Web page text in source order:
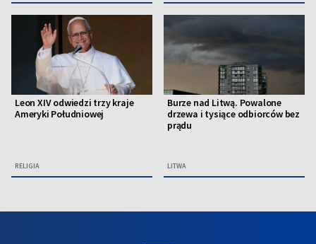
Leon XIV odwiedzi trzy kraje
Ameryki Południowej
RELIGIA
Burze nad Litwą. Powalone
drzewa i tysiące odbiorców bez
prądu
LITWA